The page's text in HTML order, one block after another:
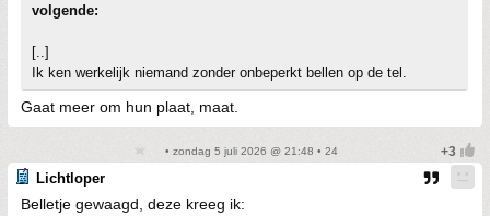
volgende:
[..]
Ik ken werkelijk niemand zonder onbeperkt bellen op de tel.
Gaat meer om hun plaat, maat.
• zondag 5 juli 2026 @ 21:48 • 24
Lichtloper
Belletje gewaagd, deze kreeg ik: